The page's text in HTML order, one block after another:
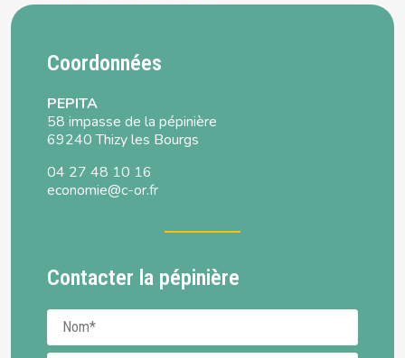
Coordonnées
PEPITA
58 impasse de la pépinière
69240 Thizy les Bourgs
04 27 48 10 16
economie@c-or.fr
Contacter la pépinière
Nom